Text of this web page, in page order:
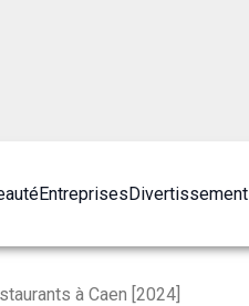
EntreprisesDivertissement
à Caen [2024]